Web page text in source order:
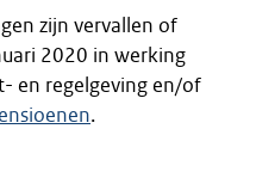
zijn vervallen of
2020 in werking
en regelgeving en/of
.